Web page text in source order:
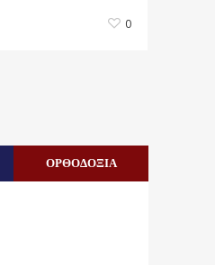
0
ΟΡΘΟΔΟΞΙΑ